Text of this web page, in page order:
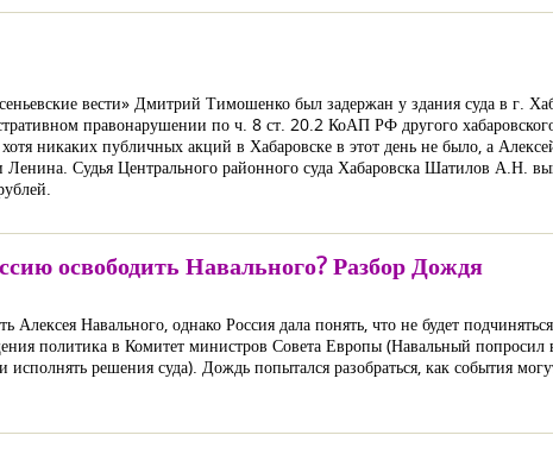
вести» Дмитрий Тимошенко был задержан у здания суда в г.
правонарушении по ч. 8 ст. 20.2 КоАП РФ другого
никаких публичных акций в Хабаровске в этот день не было, а
Судья Центрального районного суда Хабаровска Шатилов А.Н.
освободить Навального? Разбор Дождя
Алексея Навального, однако Россия дала понять, что не будет
политика в Комитет министров Совета Европы (Навальный попросил
решения суда). Дождь попытался разобраться, как события